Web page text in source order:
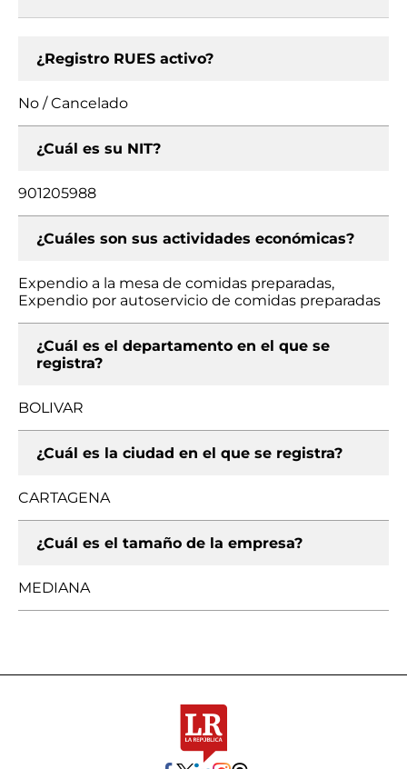
¿Registro RUES activo?
No / Cancelado
¿Cuál es su NIT?
901205988
¿Cuáles son sus actividades económicas?
Expendio a la mesa de comidas preparadas,
Expendio por autoservicio de comidas preparadas
¿Cuál es el departamento en el que se
registra?
BOLIVAR
¿Cuál es la ciudad en el que se registra?
CARTAGENA
¿Cuál es el tamaño de la empresa?
MEDIANA